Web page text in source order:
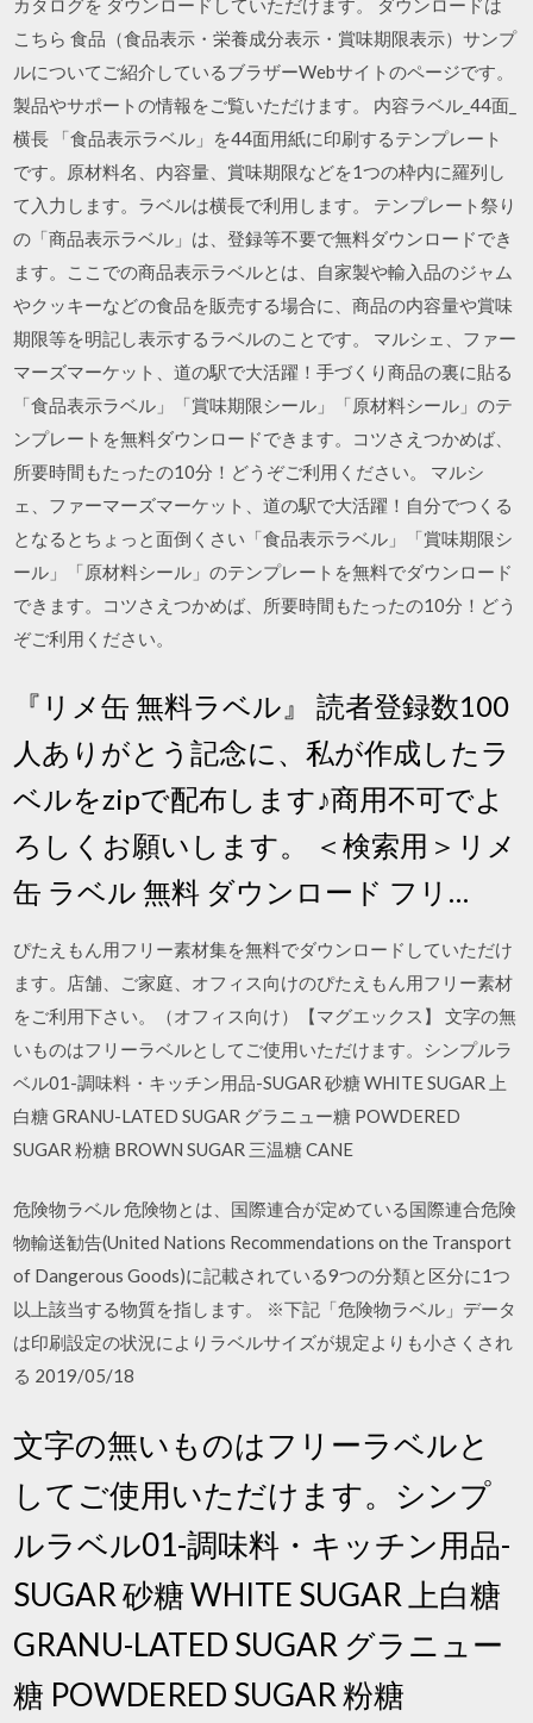
カタログを ダウンロードしていただけます。 ダウンロードは
こちら 食品（食品表示・栄養成分表示・賞味期限表示）サンプ
ルについてご紹介しているブラザーWebサイトのページです。
製品やサポートの情報をご覧いただけます。 内容ラベル_44面_
横長 「食品表示ラベル」を44面用紙に印刷するテンプレート
です。原材料名、内容量、賞味期限などを1つの枠内に羅列し
て入力します。ラベルは横長で利用します。 テンプレート祭り
の「商品表示ラベル」は、登録等不要で無料ダウンロードでき
ます。ここでの商品表示ラベルとは、自家製や輸入品のジャム
やクッキーなどの食品を販売する場合に、商品の内容量や賞味
期限等を明記し表示するラベルのことです。 マルシェ、ファー
マーズマーケット、道の駅で大活躍！手づくり商品の裏に貼る
「食品表示ラベル」「賞味期限シール」「原材料シール」のテ
ンプレートを無料ダウンロードできます。コツさえつかめば、
所要時間もたったの10分！どうぞご利用ください。 マルシ
ェ、ファーマーズマーケット、道の駅で大活躍！自分でつくる
となるとちょっと面倒くさい「食品表示ラベル」「賞味期限シ
ール」「原材料シール」のテンプレートを無料でダウンロード
できます。コツさえつかめば、所要時間もたったの10分！どう
ぞご利用ください。
『リメ缶 無料ラベル』 読者登録数100
人ありがとう記念に、私が作成したラ
ベルをzipで配布します♪商用不可でよ
ろしくお願いします。 ＜検索用＞リメ
缶 ラベル 無料 ダウンロード フリ…
ぴたえもん用フリー素材集を無料でダウンロードしていただけ
ます。店舗、ご家庭、オフィス向けのぴたえもん用フリー素材
をご利用下さい。（オフィス向け）【マグエックス】 文字の無
いものはフリーラベルとしてご使用いただけます。シンプルラ
ベル01-調味料・キッチン用品-SUGAR 砂糖 WHITE SUGAR 上
白糖 GRANU-LATED SUGAR グラニュー糖 POWDERED
SUGAR 粉糖 BROWN SUGAR 三温糖 CANE
危険物ラベル 危険物とは、国際連合が定めている国際連合危険
物輸送勧告(United Nations Recommendations on the Transport
of Dangerous Goods)に記載されている9つの分類と区分に1つ
以上該当する物質を指します。 ※下記「危険物ラベル」データ
は印刷設定の状況によりラベルサイズが規定よりも小さくされ
る 2019/05/18
文字の無いものはフリーラベルと
してご使用いただけます。シンプ
ルラベル01-調味料・キッチン用品-
SUGAR 砂糖 WHITE SUGAR 上白糖
GRANU-LATED SUGAR グラニュー
糖 POWDERED SUGAR 粉糖